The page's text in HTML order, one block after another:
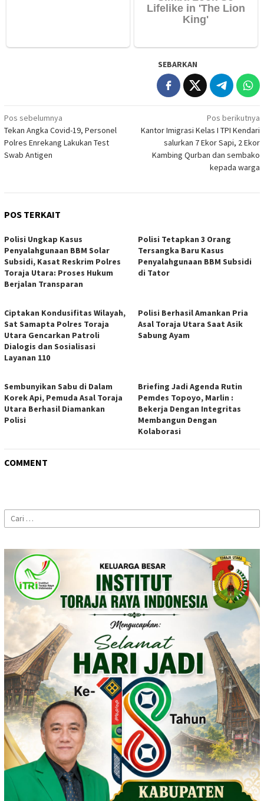
SEBARKAN
Navigasi
pos
Pos sebelumnya
Tekan Angka Covid-19, Personel
Polres Enrekang Lakukan Test
Swab Antigen
Pos berikutnya
Kantor Imigrasi Kelas I TPI Kendari
salurkan 7 Ekor Sapi, 2 Ekor
Kambing Qurban dan sembako
kepada warga
POS TERKAIT
Polisi Ungkap Kasus
Penyalahgunaan BBM Solar
Subsidi, Kasat Reskrim Polres
Toraja Utara: Proses Hukum
Berjalan Transparan
Polisi Tetapkan 3 Orang
Tersangka Baru Kasus
Penyalahgunaan BBM Subsidi
di Tator
Ciptakan Kondusifitas Wilayah,
Sat Samapta Polres Toraja
Utara Gencarkan Patroli
Dialogis dan Sosialisasi
Layanan 110
Polisi Berhasil Amankan Pria
Asal Toraja Utara Saat Asik
Sabung Ayam
Sembunyikan Sabu di Dalam
Korek Api, Pemuda Asal Toraja
Utara Berhasil Diamankan
Polisi
Briefing Jadi Agenda Rutin
Pemdes Topoyo, Marlin :
Bekerja Dengan Integritas
Membangun Dengan
Kolaborasi
COMMENT
Cari
untuk: